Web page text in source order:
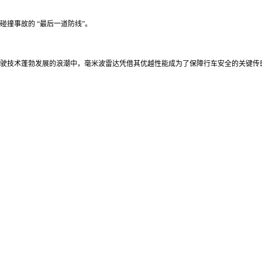
事故的 “最后一道防线”。
术蓬勃发展的浪潮中，毫米波雷达凭借其优越性能成为了保障行车安全的关键传